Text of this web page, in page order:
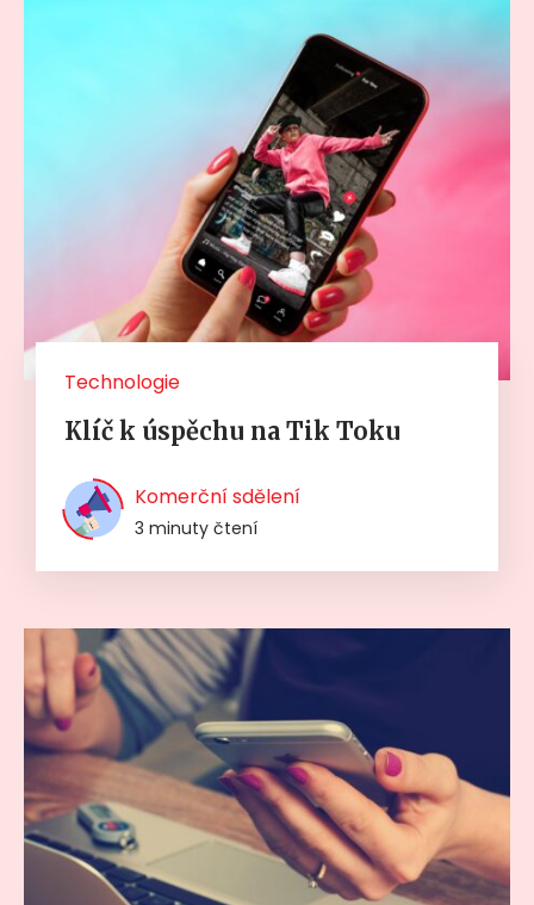
Technologie
Klíč k úspěchu na Tik Toku
Komerční sdělení
3 minuty čtení